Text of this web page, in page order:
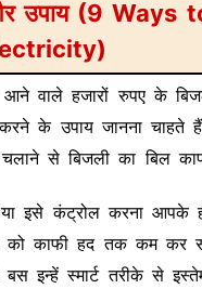
उपाय (9 Ways
वाले हजारों रुपए के
के उपाय जानना चाहते
से बिजली का बिल
इसे कंट्रोल करना आपके
काफी हद तक कम कर
इन्हें स्मार्ट तरीके से